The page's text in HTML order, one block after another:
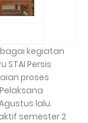
kegiatan
Persis
proses
lalu.
semester 2